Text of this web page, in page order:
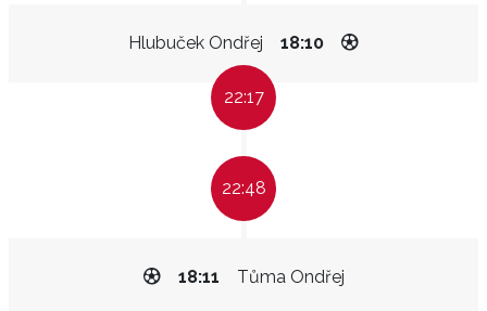
Hlubuček Ondřej 18:10
22:17
22:48
Tůma Ondřej
18:11